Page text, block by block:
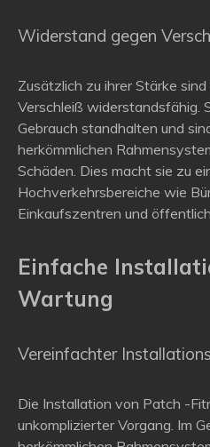
Widerstand gegen
Zusätzlich zu ihrer Stärke
Verschleiß widerstandsfähig.
Gebrauch standhalten und
herkömmlichen
Schäden. Dies macht sie zu
Hochverkehrsbereiche wie
Einkaufszentren und
Einfache
Wartung
Vereinfachter
Die Installation von Patch -
unkomplizierter Vorgang. Im